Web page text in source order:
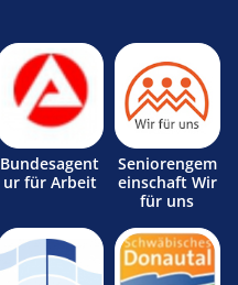
Bundesagent
ur für Arbeit
Seniorengem
einschaft Wir
für uns